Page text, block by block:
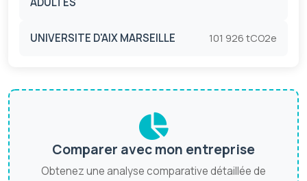
UNIVERSITE D'AIX MARSEILLE 101 926 tCO2e
Comparer avec mon entreprise
Obtenez une analyse comparative détaillée de